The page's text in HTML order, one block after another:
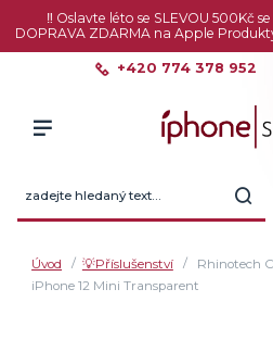
‼️ Oslavte léto se SLEVOU 500Kč
DOPRAVA ZDARMA na Apple
+420 774 378 952
Úvod 💡Příslušenství
Rhinotech
iPhone 12 Mini Transparent